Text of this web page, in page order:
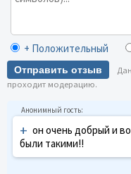
+ Положительный
Отправить отзыв
проходит модерацию.
+ он очень добрый и
были такими!!